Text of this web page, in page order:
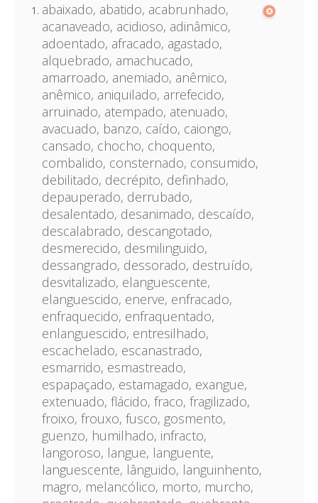
abaixado, abatido, acabrunhado,
acanaveado, acidioso, adinâmico,
adoentado, afracado, agastado,
alquebrado, amachucado,
amarroado, anemiado, anêmico,
anêmico, aniquilado, arrefecido,
arruinado, atempado, atenuado,
avacuado, banzo, caído, caiongo,
cansado, chocho, choquento,
combalido, consternado, consumido,
debilitado, decrépito, definhado,
depauperado, derrubado,
desalentado, desanimado, descaído,
descalabrado, descangotado,
desmerecido, desmilinguido,
dessangrado, dessorado, destruído,
desvitalizado, elanguescente,
elanguescido, enerve, enfracado,
enfraquecido, enfraquentado,
enlanguescido, entresilhado,
escachelado, escanastrado,
esmarrido, esmastreado,
espapaçado, estamagado, exangue,
extenuado, flácido, fraco, fragilizado,
froixo, frouxo, fusco, gosmento,
guenzo, humilhado, infracto,
langoroso, langue, languente,
languescente, lânguido, languinhento,
magro, melancólico, morto, murcho,